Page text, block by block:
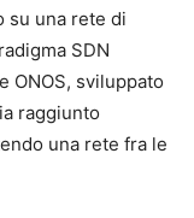
su una rete di
SDN
ONOS, sviluppato
raggiunto
una rete fra le